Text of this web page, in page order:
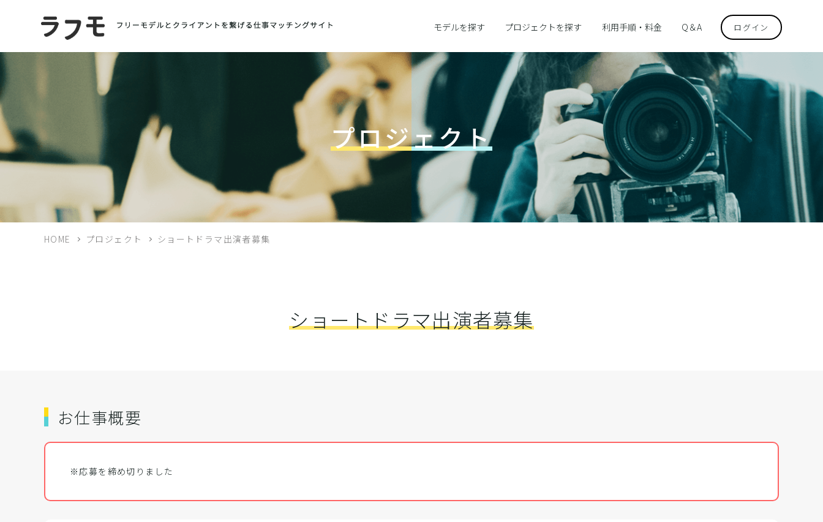
ログイン
モデルを探す プロジェクトを探す 利用手順・料金 Q＆A
プロジェクト
HOME プロジェクト ショートドラマ出演者募集
ショートドラマ出演者募集
お仕事概要
※応募を締め切りました